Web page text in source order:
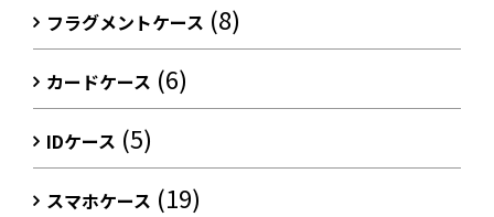
フラグメントケース (8)
カードケース (6)
IDケース (5)
スマホケース (19)